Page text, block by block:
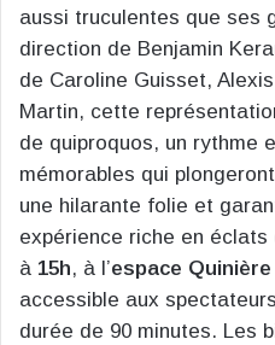
aussi truculentes que ses
direction de Benjamin
de Caroline Guisset,
Martin, cette
de quiproquos, un rythme
mémorables qui
une hilarante folie et
expérience riche en
à 15h, à l’espace
accessible aux
durée de 90 minutes. Les